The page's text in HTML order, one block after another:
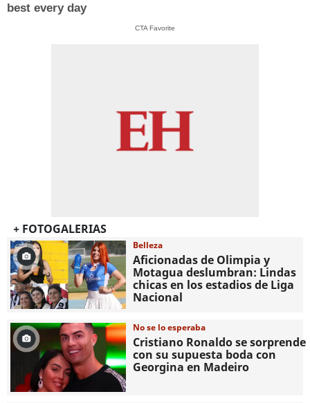
best every day
CTA Favorite
+ FOTOGALERIAS
Belleza
Aficionadas de Olimpia y
Motagua deslumbran: Lindas
chicas en los estadios de Liga
Nacional
No se lo esperaba
Cristiano Ronaldo se sorprende
con su supuesta boda con
Georgina en Madeiro